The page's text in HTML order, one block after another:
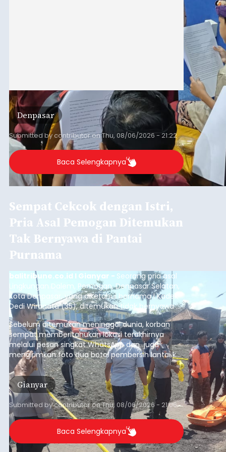
Denpasar
Submitted bycontributoronThu, 08/06/2026 - 21:22
Baca Selengkapnya
Sempat Cekcok dengan Istri,
Pria Asal Pemogan Ditemukan
Tak Bernyawa di Pantai
Purnama
balitribune.co.id I Gianyar - Seorang pria asal
Lingkungan Dalem, Pemogan, Denpasar Selatan,
Kota Denpasar, yang diketahui bernama I Kadek
Dedi Wiranata (35), ditemukan tidak bernyawa di
pesisir Pantai Purnama, Sukawati.
Sebelum ditemukan meninggal dunia, korban
sempat memberitahukan lokasi terakhirnya
melalui pesan singkat WhatsApp dan juga
mengirimkan foto dua botol pembersih lantai ke
istrinya.
Gianyar
Submitted bycontributoronThu, 08/06/2026 - 21:06
Baca Selengkapnya